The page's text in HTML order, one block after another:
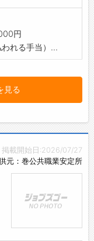
円
われる手当）...
見る
掲載開始日:2026/07/27
元：巻公共職業安定所